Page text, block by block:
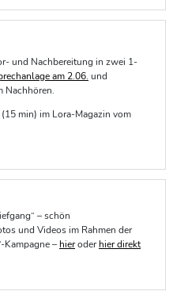
und Nachbereitung in zwei 1-
am 2.06. und
Nachhören.
(15 min) im Lora-Magazin vom
– schön
und Videos im Rahmen der
Kampagne –hieroderhier direkt